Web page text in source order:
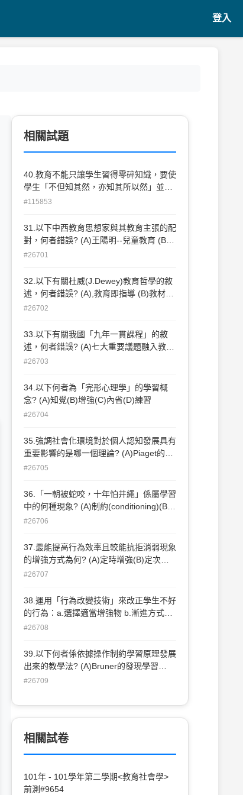
登入
相關試題
40.教育不能只讓學生習得零碎知識，要使
學生「不但知其然，亦知其所以然」並且
「經一事，長一智」。換言之，即是要培
認知式態(cognitive style) (C).社會認知
(social cognition) (D)後設認知
#115853
31.以下中西教育思想家與其教育主張的配
對，何者錯誤? (A)王陽明--兒童教育 (B)
朱熹--經世致用 (C)赫爾巴特(J.F.Herbart)
(J.H.Pestalozzi)—平民教育
#26701
32.以下有關杜威(J.Dewey)教育哲學的敘
述，何者錯誤? (A),教育即指導 (B)教材離
學生生活經驗愈近愈好 (C)教育是自身的
#26702
33.以下有關我國「九年一貫課程」的敘
述，何者錯誤? (A)七大重要議題融入教學
(B)課程綱要取代課程標準 (C)安排彈性時
#26703
34.以下何者為「完形心理學」的學習概
念? (A)知覺(B)增強(C)內省(D)練習
#26704
35.強調社會化環境對於個人認知發展具有
重要影響的是哪一個理論? (A)Piaget的認
知發展論(B)Ausbel的有意義學習理論
的社會學習理論
#26705
36.「一朝被蛇咬，十年怕井繩」係屬學習
中的何種現象? (A)制約(conditioning)(B)
分化(discrimination) (C)行為塑造
#26706
37.最能提高行為效率且較能抗拒消弱現象
的增強方式為何? (A)定時增強(B)定次增
強(C)不定時增強(D)不定次增強
#26707
38.運用「行為改變技術」來改正學生不好
的行為：a.選擇適當增強物 b.漸進方式改
善行為c.分析起點行為d.確定終點行為 e.
何?
(A)dcbae(B)cdabe(C)adceb(D)daceb
#26708
39.以下何者係依據操作制約學習原理發展
出來的教學法? (A)Bruner的發現學習
(discoverylearning) (B)Slavin的合作學習
習(masterylearning) (D)Ausbel的有意義
學習
#26709
相關試卷
101年 - 101學年第二學期<教育社會學>
前測#9654